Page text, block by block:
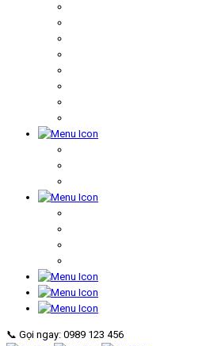
📞 Gọi ngay: 0989 123 456